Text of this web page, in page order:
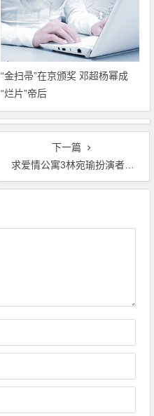
“金扫帚”在京颁奖 邓超杨幂成
“烂片”帝后
下一篇
求爱情公寓3林宛瑜扮演者-爱情公寓